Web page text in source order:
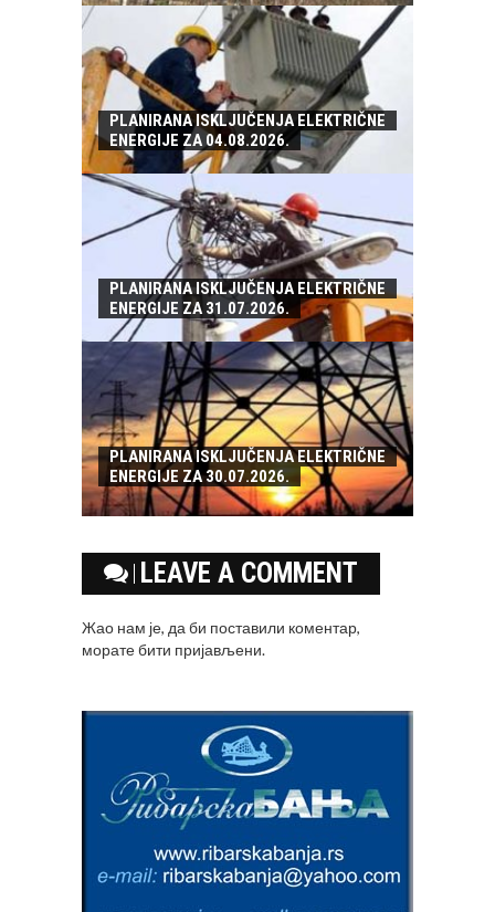
PLANIRANA ISKLJUČENJA ELEKTRIČNE
ENERGIJE ZA 04.08.2026.
PLANIRANA ISKLJUČENJA ELEKTRIČNE
ENERGIJE ZA 31.07.2026.
PLANIRANA ISKLJUČENJA ELEKTRIČNE
ENERGIJE ZA 30.07.2026.
LEAVE A COMMENT
Жао нам је, да би поставили коментар,
моратебити пријављени.